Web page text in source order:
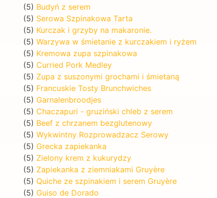
(5) Budyń z serem
(5) Serowa Szpinakowa Tarta
(5) Kurczak i grzyby na makaronie.
(5) Warzywa w śmietanie z kurczakiem i ryżem
(5) Kremowa zupa szpinakowa
(5) Curried Pork Medley
(5) Zupa z suszonymi grochami i śmietaną
(5) Francuskie Tosty Brunchwiches
(5) Garnalenbroodjes
(5) Chaczapuri - gruziński chleb z serem
(5) Beef z chrzanem bezglutenowy
(5) Wykwintny Rozprowadzacz Serowy
(5) Grecka zapiekanka
(5) Zielony krem z kukurydzy
(5) Zapiekanka z ziemniakami Gruyère
(5) Quiche ze szpinakiem i serem Gruyère
(5) Guiso de Dorado